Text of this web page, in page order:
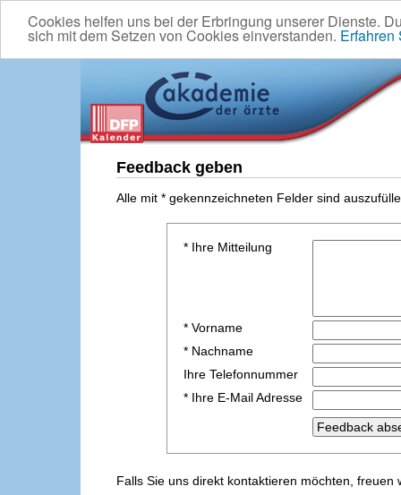
Cookies helfen uns bei der Erbringung unserer Dienste.
sich mit dem Setzen von Cookies einverstanden. Erfahren
Feedback geben
Alle mit * gekennzeichneten Felder sind
* Ihre Mitteilung
* Vorname
* Nachname
Ihre Telefonnummer
* Ihre E-Mail Adresse
Falls Sie uns direkt kontaktieren möchten,